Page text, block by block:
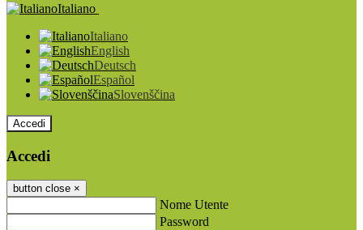
Italiano
Italiano
English
Deutsch
Español
Slovenščina
Accedi
Accedi
button close ×
Nome Utente
Password